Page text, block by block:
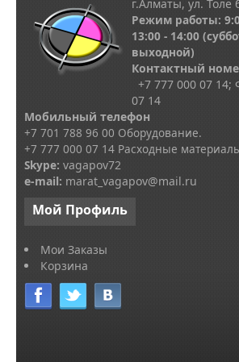
г.Алматы, ул. Толе
Режим работы:
13:00 - 14:00
выходной)
Контактный
+7 777 000 07 14;
07 14
Мобильный телефон
+7 701 788 96 00 Оборудование.
+7 777 000 07 14 Расходные
Skype: vagapov72
e-mail: marat_vagapov@mail.ru
Мой Профиль
Мои Заказы
Корзина